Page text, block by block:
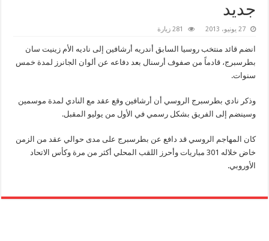
جديد
27 يونيو، 2013 281 زيارة
انضم قائد منتخب روسيا السابق أندريه أرشافين إلى ناديه الأم زينيت سان
بطرسبرج، قادماً من صفوف أرسنال بعد دفاعه عن ألوان الجانرز لمدة خمس
سنوات.
وذكر نادي بطرسبرج الروسي أن أرشافين وقع عقد مع النادي لمدة موسمين
وسينضم إلى الفريق بشكل رسمي في الأول من يوليو المقبل.
كان المهاجم الروسي قد دافع عن بطرسبرج على مدى حوالي عقد من الزمن
خاض خلاله 301 مباريات وأحرز اللقب المحلي أكثر من مرة وكأس الاتحاد
الأوروبي.